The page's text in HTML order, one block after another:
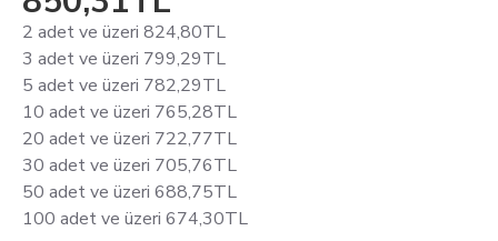
2 adet ve üzeri 824,80TL
3 adet ve üzeri 799,29TL
5 adet ve üzeri 782,29TL
10 adet ve üzeri 765,28TL
20 adet ve üzeri 722,77TL
30 adet ve üzeri 705,76TL
50 adet ve üzeri 688,75TL
100 adet ve üzeri 674,30TL